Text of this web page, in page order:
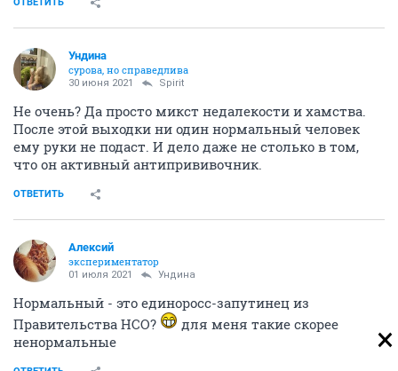
ОТВЕТИТЬ
Ундинa
сурова, но справедлива
30 июня 2021 Spirit
Не очень? Да просто микст недалекости и хамства.
После этой выходки ни один нормальный человек
ему руки не подаст. И дело даже не столько в том,
что он активный антипрививочник.
ОТВЕТИТЬ
Алексий
экспериментатор
01 июля 2021 Ундинa
Нормальный - это единоросс-запутинец из
Правительства НСО?
для меня такие скорее
ненормальные